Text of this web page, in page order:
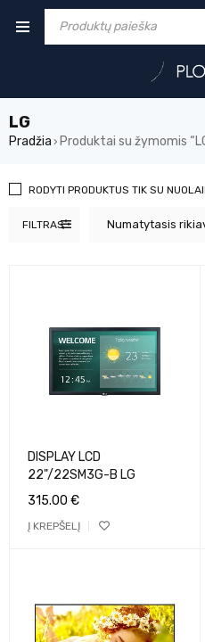
LG
Pradžia › Produktai su žymomis
FILTRAS Numatytasis
RODYTI PRODUKTUS TIK SU
DISPLAY LCD
22"/22SM3G-B LG
315.00 €
Į KREPŠELĮ